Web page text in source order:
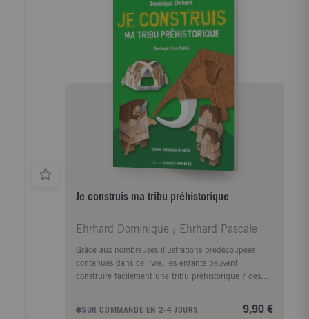
Je construis ma tribu préhistorique
Ehrhard Dominique ; Ehrhard Pascale
Grâce aux nombreuses illustrations prédécoupées
contenues dans ce livre, les enfants peuvent
construire facilement une tribu préhistorique ? des
SUR COMMANDE EN 2-4 JOURS 9,90 €